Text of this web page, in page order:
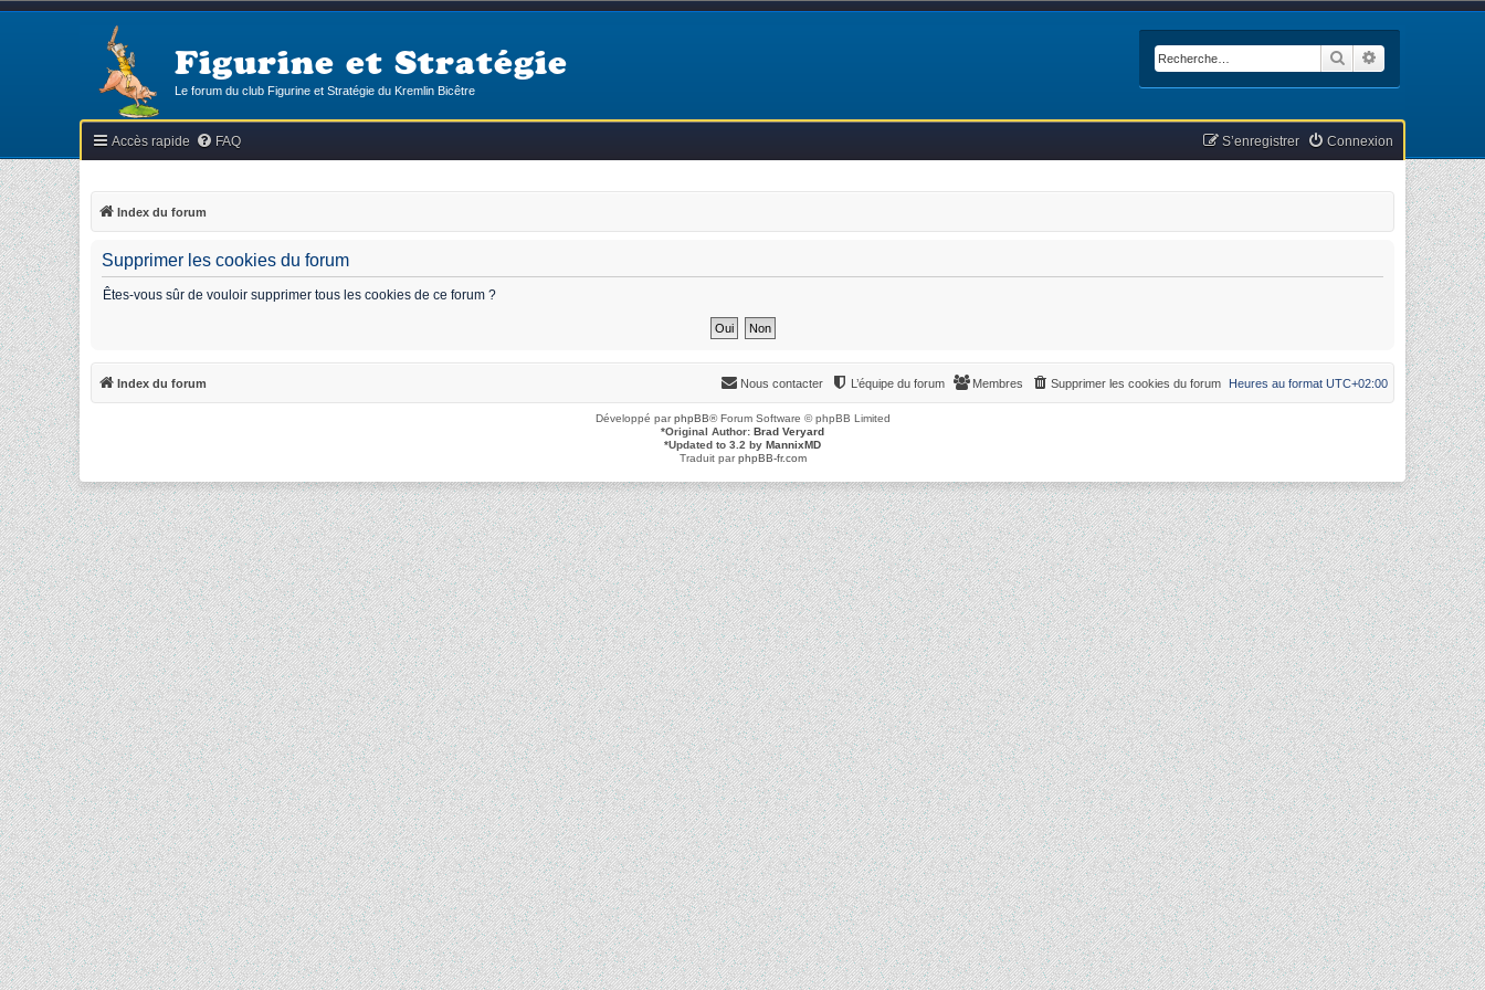
Figurine et Stratégie
Le forum du club Figurine et Stratégie du Kremlin Bicêtre
Rechercher
Accès rapide FAQ Connexion
S’enregistrer
Index du forum
Supprimer les cookies du forum
Êtes-vous sûr de vouloir supprimer tous les cookies de ce forum ?
Index du forum Heures au format UTC+02:00
Supprimer les cookies du forum
Membres
L’équipe du forum
Nous contacter
Développé parphpBB® Forum Software © phpBB Limited
*Original Author: Brad Veryard
*Updated to 3.2 by MannixMD
Traduit parphpBB-fr.com